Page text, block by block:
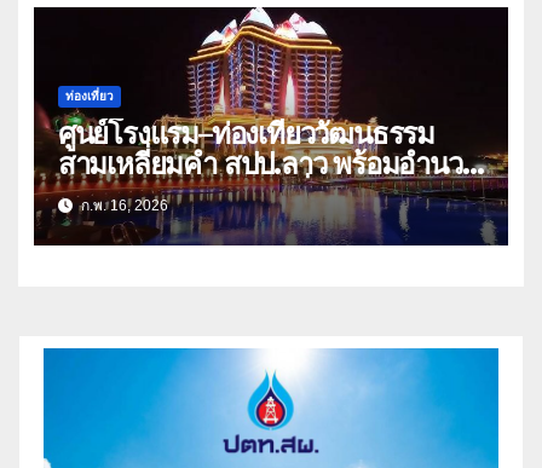
ท่องเที่ยว
ศูนย์โรงแรม–ท่องเที่ยววัฒนธรรม
สามเหลี่ยมคำ สปป.ลาว พร้อมอำนวย
ความสะดวกนักท่องเที่ยวช่วงเทศกาล
ตรุษจีน
ก.พ. 16, 2026